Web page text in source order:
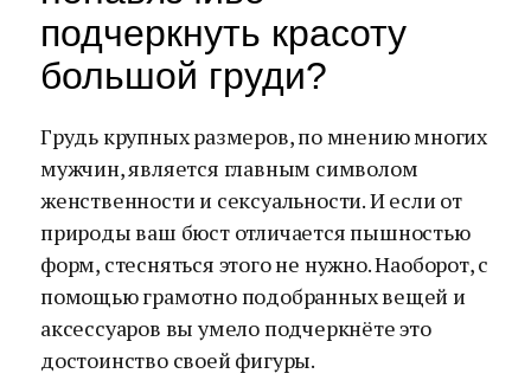
подчеркнуть красоту
большой груди?
Грудь крупных размеров, по мнению многих
мужчин, является главным символом
женственности и сексуальности. И если от
природы ваш бюст отличается пышностью
форм, стесняться этого не нужно. Наоборот, с
помощью грамотно подобранных вещей и
аксессуаров вы умело подчеркнёте это
достоинство своей фигуры.